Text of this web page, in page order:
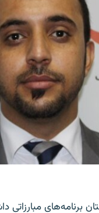
ولایت افغانستان برنامه‌های